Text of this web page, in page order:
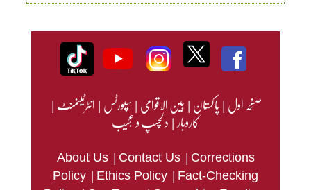
صفحہ اول|پاکستان|بین الاقوامی|سپورٹس|انٹرٹینمنٹ|
کاروبار|دلچسپ و عجیب
About Us | Contact Us | Corrections
Policy | Ethics Policy | Fact-Checking